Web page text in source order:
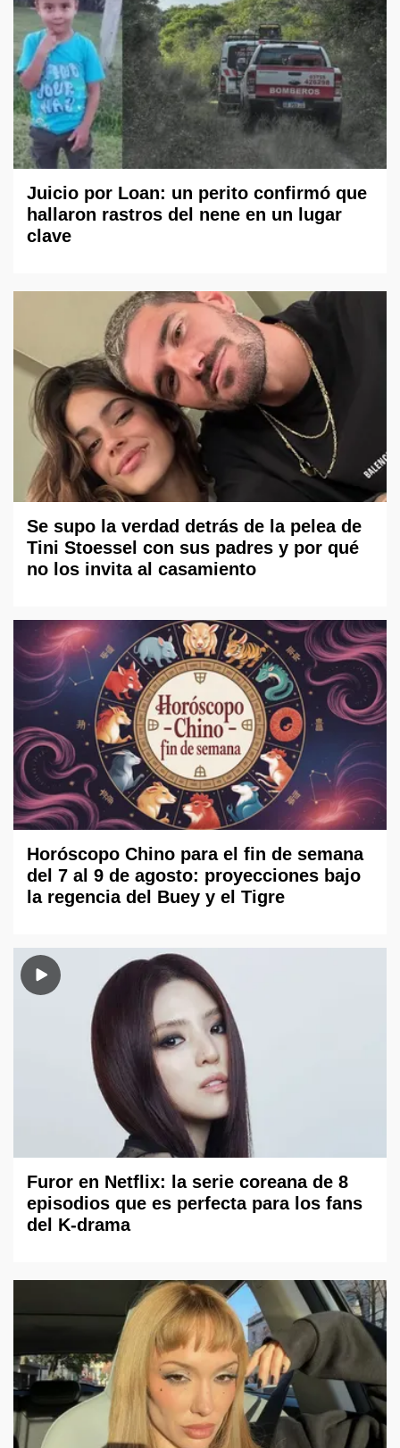
Juicio por Loan: un perito confirmó que
hallaron rastros del nene en un lugar
clave
Se supo la verdad detrás de la pelea de
Tini Stoessel con sus padres y por qué
no los invita al casamiento
Horóscopo Chino para el fin de semana
del 7 al 9 de agosto: proyecciones bajo
la regencia del Buey y el Tigre
Furor en Netflix: la serie coreana de 8
episodios que es perfecta para los fans
del K-drama